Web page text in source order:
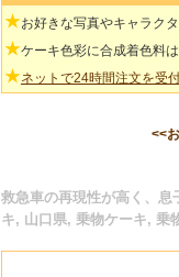
★お好きな写真やキャラク
★ケーキ色彩に合成着色料
★ネットで24時間注文を受
<<
救急車の再現性が高く、
キ, 山口県, 乗物ケーキ, 乗